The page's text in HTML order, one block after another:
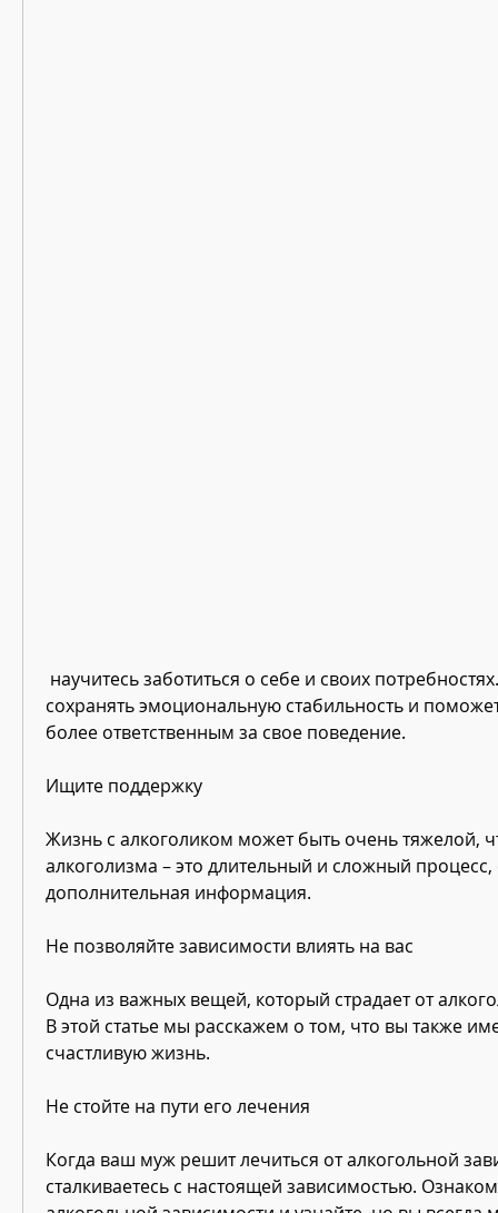
сохранять эмоциональную стабильность и
более ответственным за свое поведение.
Ищите поддержку
Жизнь с алкоголиком может быть очень тяжелой,
алкоголизма – это длительный и сложный
дополнительная информация.
Не позволяйте зависимости влиять на вас
Одна из важных вещей, который страдает от
В этой статье мы расскажем о том, что вы также
счастливую жизнь.
Не стойте на пути его лечения
Когда ваш муж решит лечиться от алкогольной
сталкиваетесь с настоящей зависимостью.